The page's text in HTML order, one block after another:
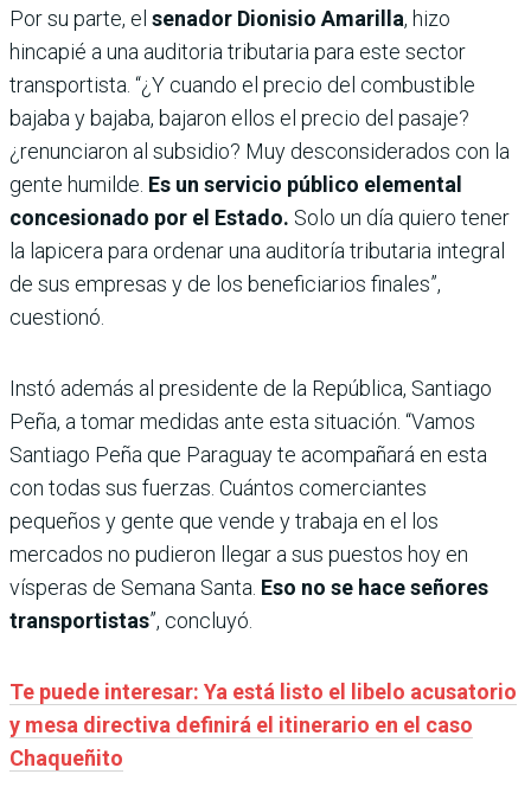
Por su parte, el senador Dionisio Amarilla, hizo
hincapié a una auditoria tributaria para este sector
transportista. “¿Y cuando el precio del combustible
bajaba y bajaba, bajaron ellos el precio del pasaje?
¿renunciaron al subsidio? Muy desconsiderados con la
gente humilde. Es un servicio público elemental
concesionado por el Estado. Solo un día quiero tener
la lapicera para ordenar una auditoría tributaria integral
de sus empresas y de los beneficiarios finales”,
cuestionó.
Instó además al presidente de la República, Santiago
Peña, a tomar medidas ante esta situación. “Vamos
Santiago Peña que Paraguay te acompañará en esta
con todas sus fuerzas. Cuántos comerciantes
pequeños y gente que vende y trabaja en el los
mercados no pudieron llegar a sus puestos hoy en
vísperas de Semana Santa. Eso no se hace señores
transportistas”, concluyó.
Te puede interesar: Ya está listo el libelo acusatorio
y mesa directiva definirá el itinerario en el caso
Chaqueñito